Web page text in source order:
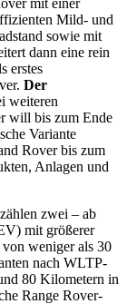
mit einer
Mild- und
sowie mit
dann eine rein
erstes
Der
weiteren
will bis zum Ende
Variante
Rover bis zum
Anlagen und
zwei – ab
mit größerer
weniger als 30
nach WLTP-
80 Kilometern in
Range Rover-